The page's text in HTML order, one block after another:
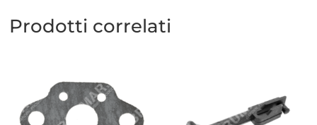
Prodotti correlati